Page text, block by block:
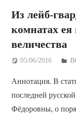
Из лейб-
комнатах ея
величества
05/06/2016
Аннотация. В
последней
Фёдоровны, о